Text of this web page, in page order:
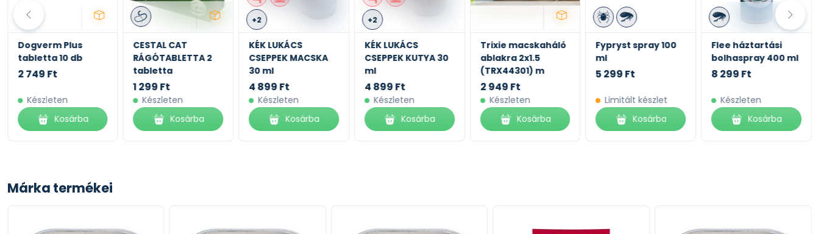
Dogverm Plus
tabletta 10 db
2 749 Ft
Készleten
Kosárba
CESTAL CAT
RÁGÓTABLETTA 2
tabletta
1 299 Ft
Készleten
Kosárba
+2
KÉK LUKÁCS
CSEPPEK MACSKA
30 ml
4 899 Ft
Készleten
Kosárba
+2
KÉK LUKÁCS
CSEPPEK KUTYA 30
ml
4 899 Ft
Készleten
Kosárba
Trixie macskaháló
ablakra 2x1.5
(TRX44301) m
2 949 Ft
Készleten
Kosárba
Fypryst spray 100
ml
5 299 Ft
Limitált készlet
Kosárba
Flee háztartási
bolhaspray 400 ml
8 299 Ft
Készleten
Kosárba
Márka termékei